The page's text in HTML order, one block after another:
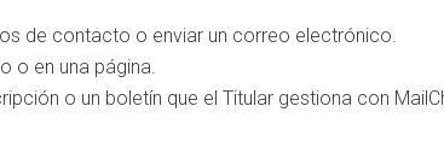
de contacto o enviar un correo electrónico.
o en una página.
o un boletín que el Titular gestiona con